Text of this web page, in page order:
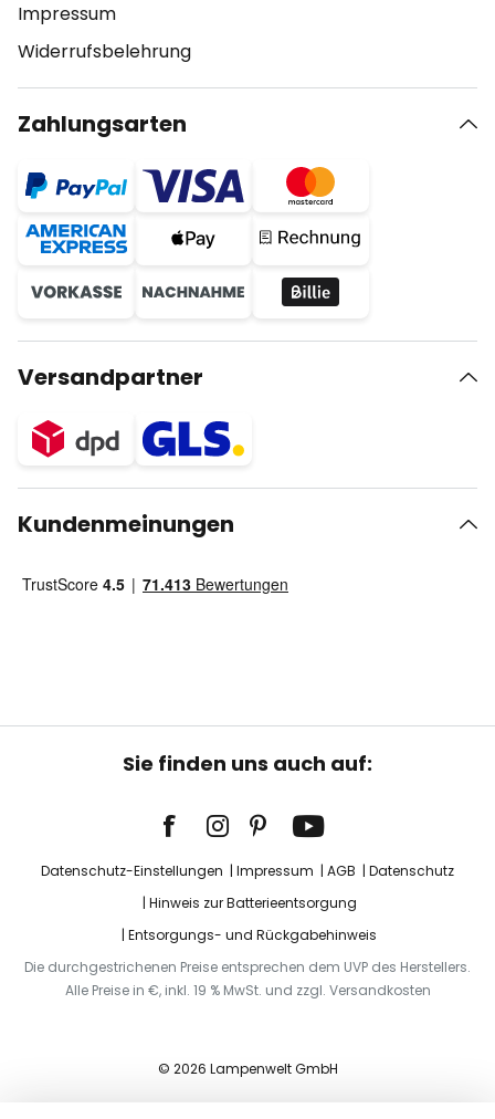
Impressum
Widerrufsbelehrung
Zahlungsarten
Versandpartner
Kundenmeinungen
Sie finden uns auch auf:
Datenschutz-Einstellungen Impressum AGB
Datenschutz
Hinweis zur Batterieentsorgung
Entsorgungs- und Rückgabehinweis
Die durchgestrichenen Preise entsprechen dem UVP des Herstellers.
Alle Preise in €, inkl. 19 % MwSt. und zzgl. Versandkosten
© 2026 Lampenwelt GmbH